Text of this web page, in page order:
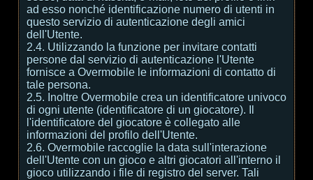
ad esso nonché identificazione numero di utenti in
questo servizio di autenticazione degli amici
dell'Utente.
2.4. Utilizzando la funzione per invitare contatti
persone dal servizio di autenticazione l'Utente
fornisce a Overmobile le informazioni di contatto di
tale persona.
2.5. Inoltre Overmobile crea un identificatore univoco
di ogni utente (identificatore di un giocatore). Il
l'identificatore del giocatore è collegato alle
informazioni del profilo dell'Utente.
2.6. Overmobile raccoglie la data sull'interazione
dell'Utente con un gioco e altri giocatori all'interno il
gioco utilizzando i file di registro del server. Tali